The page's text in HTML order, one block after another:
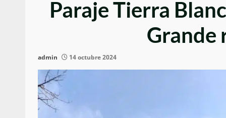
Paraje Tierra
Grande
admin 14 octubre 2024